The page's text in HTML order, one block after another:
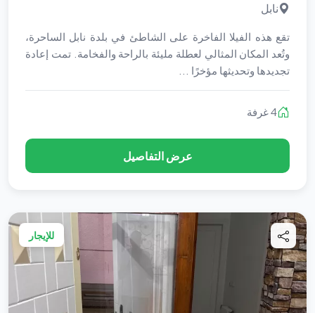
نابل
تقع هذه الفيلا الفاخرة على الشاطئ في بلدة نابل الساحرة،
وتُعد المكان المثالي لعطلة مليئة بالراحة والفخامة. تمت إعادة
تجديدها وتحديثها مؤخرًا ...
4 غرفة
عرض التفاصيل
للإيجار